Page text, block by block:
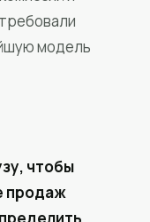
модель
чтобы
продаж